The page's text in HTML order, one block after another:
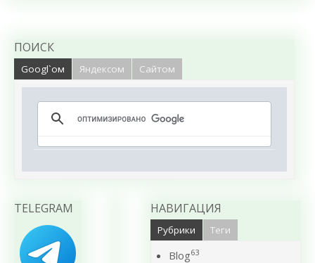
ПОИСК
Googl`ом Яндексом Сайтом
TELEGRAM НАВИГАЦИЯ
Рубрики Теги
Blog63